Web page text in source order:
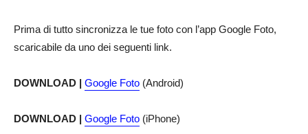
Prima di tutto sincronizza le tue foto con l’app Google Foto,
scaricabile da uno dei seguenti link.
DOWNLOAD | Google Foto (Android)
DOWNLOAD | Google Foto (iPhone)